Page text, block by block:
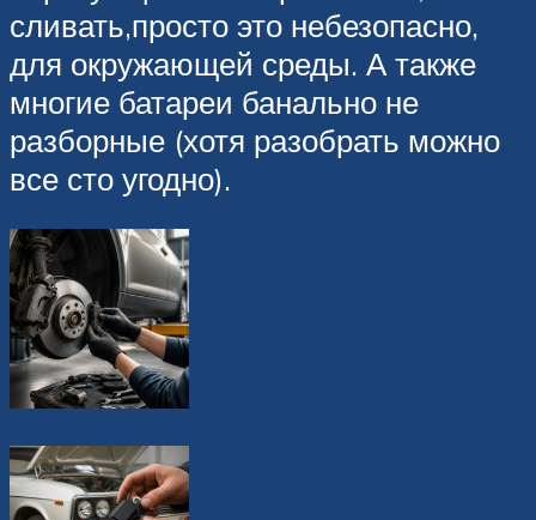
сливать,просто это небезопасно,
для окружающей среды. А также
многие батареи банально не
разборные (хотя разобрать можно
все сто угодно).